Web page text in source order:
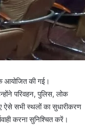
आयोजित की गई।
परिवहन, पुलिस, लोक
ऐसे सभी स्थलों का सुधारीकरण
करना सुनिश्चित करें।